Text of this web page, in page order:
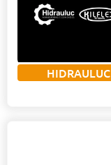
HIDRAULUC